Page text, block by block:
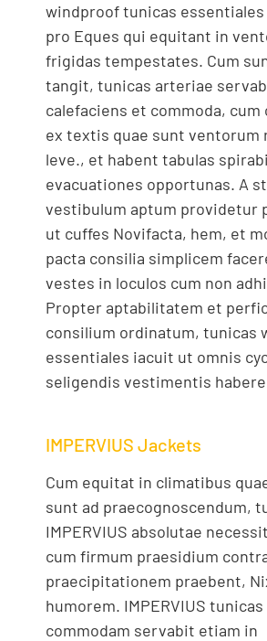
windproof tunicas
pro Eques qui equitant in
frigidas tempestates. Cum
tangit, tunicas arteriae
calefaciens et commoda,
ex textis quae sunt ventorum
leve., et habent tabulas
evacuationes opportunas. A
vestibulum aptum providetur
ut cuffes Novifacta, hem, et
pacta consilia simplicem
vestes in loculos cum non
Propter aptabilitatem et
consilium ordinatum, tunicas
essentiales iacuit ut omnis
seligendis vestimentis
IMPERVIUS Jackets
Cum equitat in climatibus
sunt ad praecognoscendum,
IMPERVIUS absolutae
cum firmum praesidium
praecipitationem praebent,
humorem. IMPERVIUS
commodam servabit etiam in